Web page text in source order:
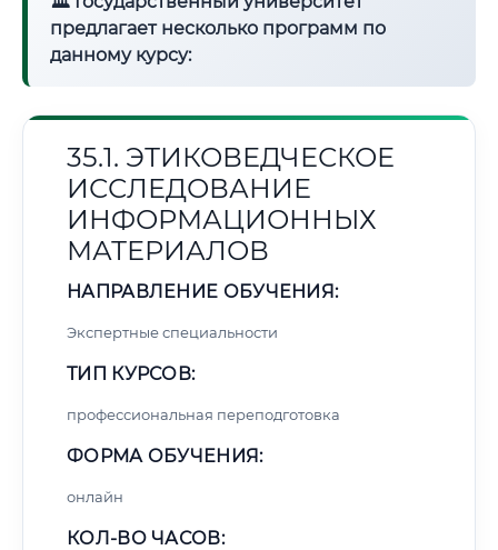
предлагает несколько программ по
данному курсу:
35.1. ЭТИКОВЕДЧЕСКОЕ
ИССЛЕДОВАНИЕ
ИНФОРМАЦИОННЫХ
МАТЕРИАЛОВ
НАПРАВЛЕНИЕ ОБУЧЕНИЯ:
Экспертные специальности
ТИП КУРСОВ:
профессиональная переподготовка
ФОРМА ОБУЧЕНИЯ:
онлайн
КОЛ-ВО ЧАСОВ: